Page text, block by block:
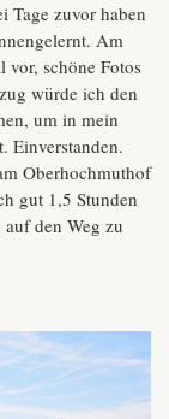
Tage zuvor haben
Am
vor, schöne Fotos
würde ich den
um in mein
Einverstanden.
Oberhochmuthof
gut 1,5 Stunden
den Weg zu